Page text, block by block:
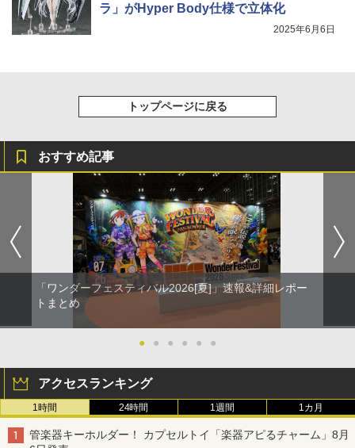
ラ」がHyper Body仕様で立体化
2025年6月6日
トップページに戻る
おすすめ記事
「ワンダーフェスティバル2026[夏]」速報&詳細レポー
トまとめ
● ● ● ● ● ●
アクセスランキング
1時間 24時間 1週間 1カ月
管楽器キーホルダー！ カプセルトイ「楽器アピるチャーム」8月